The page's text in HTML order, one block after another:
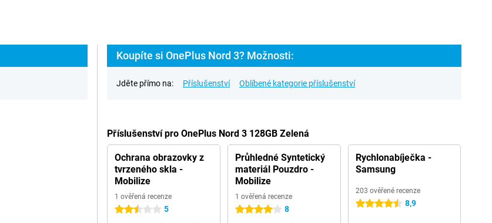
Koupíte si OnePlus Nord 3? Možnosti:
Jděte přímo na: Příslušenství Oblíbené kategorie příslušenství
Příslušenství pro OnePlus Nord 3 128GB Zelená
Ochrana obrazovky z
tvrzeného skla -
Mobilize
1 ověřená recenze
2.5 hvězdičky5
Průhledné Syntetický
materiál Pouzdro -
Mobilize
1 ověřená recenze
4 hvězdičky 8
Rychlonabíječka -
Samsung
203 ověřené recenze
4.5 hvězdičky8,9